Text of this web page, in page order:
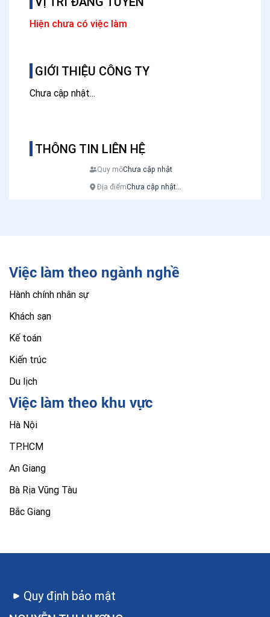
Hiện chưa có việc làm
GIỚI THIỆU CÔNG TY
Chưa cập nhật...
THÔNG TIN LIÊN HỆ
Quy môChưa cập nhật
Địa điểmChưa cập nhật...
Việc làm theo ngành nghề
Hành chính nhân sự
Khách sạn
Kế toán
Kiến trúc
Du lịch
Việc làm theo khu vực
Hà Nội
TP.HCM
An Giang
Bà Rịa Vũng Tàu
Bắc Giang
Quy định bảo mật